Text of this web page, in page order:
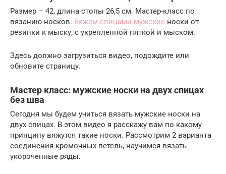
Размер – 42, длина стопы 26,5 см. Мастер-класс по
вязанию носков. Вяжем спицами мужские носки от
резинки к мыску, с укрепленной пяткой и мыском.
Здесь должно загрузиться видео, подождите или
обновите страницу.
Мастер класс: мужские носки на двух спицах
без шва
Сегодня мы будем учиться вязать мужские носки на
двух спицах. В этом видео я расскажу вам по какому
принципу вяжутся такие носки. Рассмотрим 2 варианта
соединения кромочных петель, научимся вязать
укороченные ряды.